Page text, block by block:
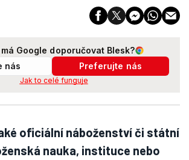
Google doporučovat Blesk?
nás
Preferujte nás
Jak to celé funguje
oficiální náboženství či státní
nauka, instituce nebo